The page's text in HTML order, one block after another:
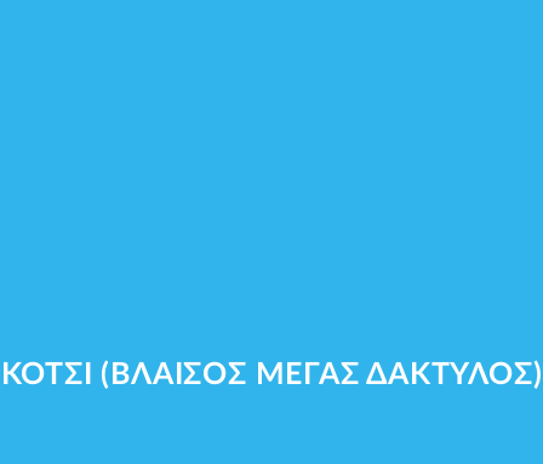
ΚΟΤΣΙ (ΒΛΑΙΣΟΣ ΜΕΓΑΣ ΔΑΚΤΥΛΟΣ)